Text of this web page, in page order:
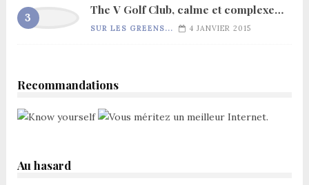
The V Golf Club, calme et complexe…
SUR LES GREENS... 4 JANVIER 2015
Recommandations
Au hasard